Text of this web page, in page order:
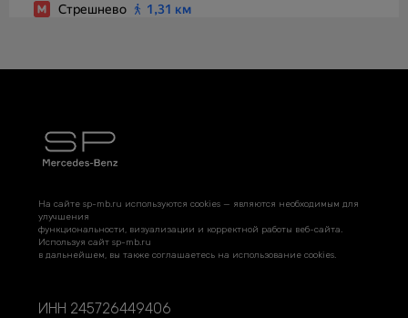
На сайте sp-mb.ru используются cookies — являются необходимым для
улучшения
функциональности, визуализации и корректной работы веб-сайта.
Используя сайт sp-mb.ru
в дальнейшем, вы также соглашаетесь на использование cookies.
ИНН 245726449406